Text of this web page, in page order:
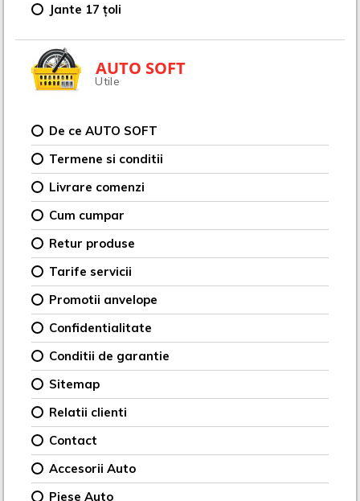
Jante 17 țoli
AUTO SOFT
Utile
De ce AUTO SOFT
Termene si conditii
Livrare comenzi
Cum cumpar
Retur produse
Tarife servicii
Promotii anvelope
Confidentialitate
Conditii de garantie
Sitemap
Relatii clienti
Contact
Accesorii Auto
Piese Auto